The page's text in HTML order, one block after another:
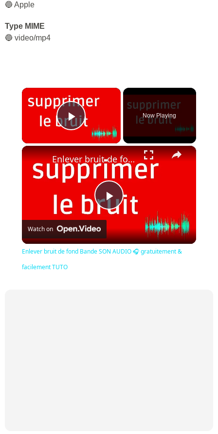
🔵 Apple
Type MIME
🔵 video/mp4
×
Play Video
Now Playing
×
Play
Video
Enlever bruit de fond Bande SON AUDIO 🎧 gratuitement & facilement TUTO
Watch on
Enlever bruit de fond Bande SON AUDIO 🎧 gratuitement &
facilement TUTO